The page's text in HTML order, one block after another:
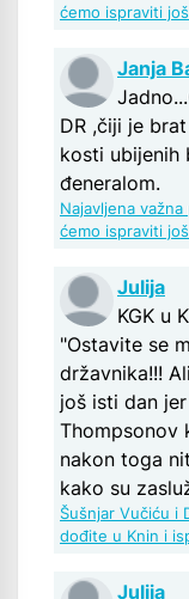
ćemo ispraviti
Janja
DR ,čiji je
kosti ubijenih
đeneralom.
Najavljena
ćemo ispraviti
Julija
KGK u
"Ostavite se
državnika!!!
još isti dan
Thompsonov
nakon toga
kako su
Šušnjar Vučiću i
dođite u Knin i
Julija